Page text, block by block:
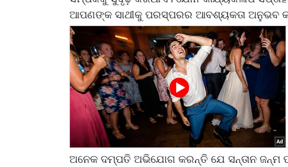
ଆପଣଙ୍କ ସାଥୀକୁ ପରସ୍ପରର ଆବଶ୍ୟକତା ଅନୁଭବ
ଅନେକ ଦମ୍ପତି ଅଭିଯୋଗ କରନ୍ତି ଯେ ସନ୍ତାନ ଜନ୍ମ